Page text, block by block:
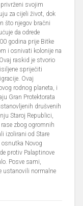
svojim
za cijeli život, dok
što njegov bračni
da odrede
godina prije Bitke
i osnivati kolonije na
raskid je stvorio
spriječiti
Ovaj
rodnog planeta, i
Gran Protektorata
drušvenih
Staroj Republici,
zbog ogromnih
izolirani od Stare
osnutka Novog
protiv Palaptinove
Posve sami,
ustanovili normalne